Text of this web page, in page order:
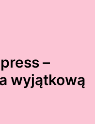
–
wyjątkową